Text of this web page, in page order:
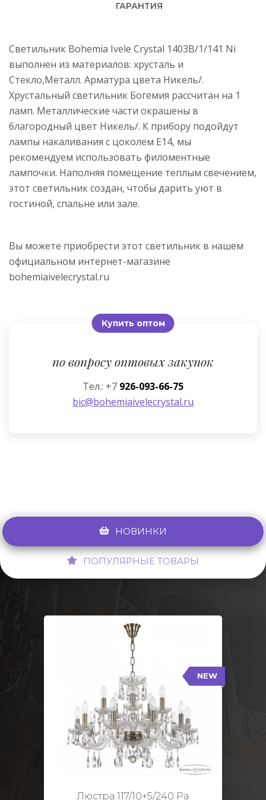
ГАРАНТИЯ
Светильник Bohemia Ivele Crystal 1403B/1/141 Ni
выполнен из материалов: хрусталь и
Стекло,Металл. Арматура цвета Никель/.
Хрустальный светильник Богемия рассчитан на 1
ламп. Металлические части окрашены в
благородный цвет Никель/. К прибору подойдут
лампы накаливания с цоколем E14, мы
рекомендуем использовать филоментные
лампочки. Наполняя помещение теплым свечением,
этот светильник создан, чтобы дарить уют в
гостиной, спальне или зале.
Вы можете приобрести этот светильник в нашем
официальном интернет-магазине
bohemiaivelecrystal.ru
Купить оптом
по вопросу оптовых закупок
Тел.: +7 926-093-66-75
bic@bohemiaivelecrystal.ru
НОВИНКИ
ПОПУЛЯРНЫЕ ТОВАРЫ
NEW
Люстра 117/10+5/240 Pa
117/10+5/240 Pa
Тип: Стеклянный рожок
Цвет арматуры: Патина/
Кол-во ламп: 15
Диаметр: 70 см